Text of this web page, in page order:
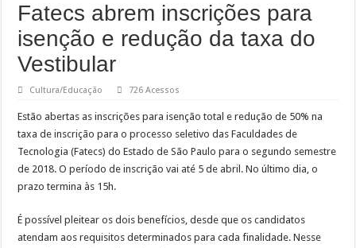
Fatecs abrem inscrições para
isenção e redução da taxa do
Vestibular
Cultura/Educação 726 Acessos
Estão abertas as inscrições para isenção total e redução de 50% na
taxa de inscrição para o processo seletivo das Faculdades de
Tecnologia (Fatecs) do Estado de São Paulo para o segundo semestre
de 2018. O período de inscrição vai até 5 de abril. No último dia, o
prazo termina às 15h.
É possível pleitear os dois benefícios, desde que os candidatos
atendam aos requisitos determinados para cada finalidade. Nesse